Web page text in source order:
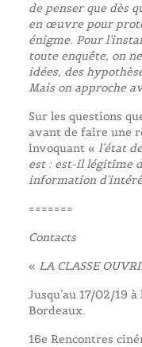
de penser que dès
en œuvre pour
énigme. Pour
toute enquête, on
idées, des
Mais on approche
Sur les questions
avant de faire une
invoquant « l’état
est : est-il légitime
information
=======
Contacts
« LA CLASSE
Jusqu’au 17/02/19
Bordeaux.
16e Rencontres